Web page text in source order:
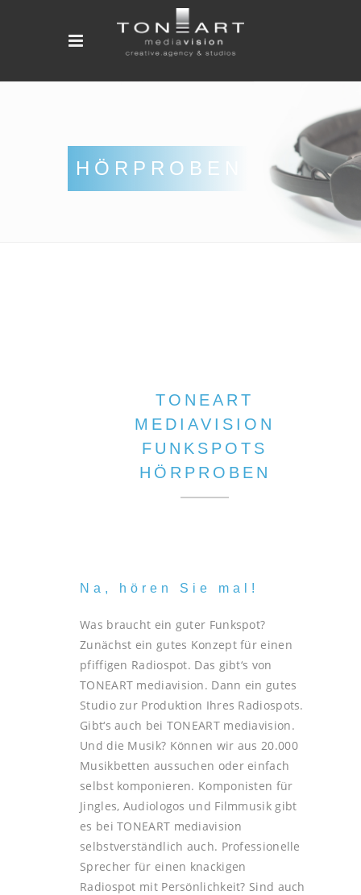
HÖRPROBEN
TONEART
MEDIAVISION
FUNKSPOTS
HÖRPROBEN
Na, hören Sie mal!
Was braucht ein guter Funkspot?
Zunächst ein gutes Konzept für einen
pfiffigen Radiospot. Das gibt‘s von
TONEART mediavision. Dann ein gutes
Studio zur Produktion Ihres Radiospots.
Gibt‘s auch bei TONEART mediavision.
Und die Musik? Können wir aus 20.000
Musikbetten aussuchen oder einfach
selbst komponieren. Komponisten für
Jingles, Audiologos und Filmmusik gibt
es bei TONEART mediavision
selbstverständlich auch. Professionelle
Sprecher für einen knackigen
Radiospot mit Persönlichkeit? Sind auch